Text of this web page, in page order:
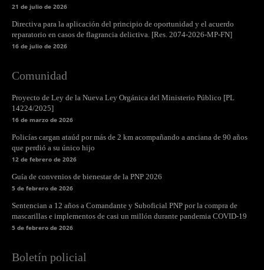
21 de julio de 2026
Directiva para la aplicación del principio de oportunidad y el acuerdo
reparatorio en casos de flagrancia delictiva. [Res. 2074-2026-MP-FN]
16 de julio de 2026
Comunidad
Proyecto de Ley de la Nueva Ley Orgánica del Ministerio Público [PL
14224/2025]
16 de marzo de 2026
Policías cargan ataúd por más de 2 km acompañando a anciana de 90 años
que perdió a su único hijo
12 de febrero de 2026
Guía de convenios de bienestar de la PNP 2026
5 de febrero de 2026
Sentencian a 12 años a Comandante y Suboficial PNP por la compra de
mascarillas e implementos de casi un millón durante pandemia COVID-19
5 de febrero de 2026
Boletín policial